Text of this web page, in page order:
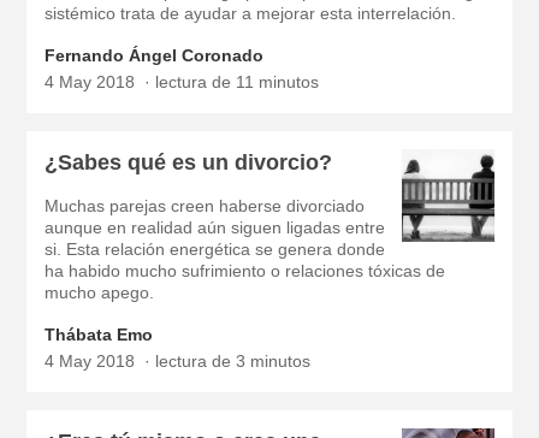
sistémico trata de ayudar a mejorar esta interrelación.
Fernando Ángel Coronado
4 May 2018
lectura de 11 minutos
¿Sabes qué es un divorcio?
Muchas parejas creen haberse divorciado
aunque en realidad aún siguen ligadas entre
si. Esta relación energética se genera donde
ha habido mucho sufrimiento o relaciones tóxicas de
mucho apego.
Thábata Emo
4 May 2018
lectura de 3 minutos